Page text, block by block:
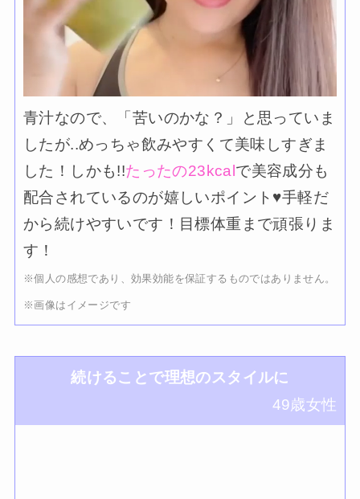
青汁なので、「苦いのかな？」と思っていま
したが..めっちゃ飲みやすくて美味しすぎま
した！しかも!!たったの23kcal で美容成分も
配合されているのが嬉しいポイント♥手軽だ
から続けやすいです！目標体重まで頑張りま
す！
※個人の感想であり、効果効能を保証するものではありません。
※画像はイメージです
続けることで理想のスタイルに
49歳女性